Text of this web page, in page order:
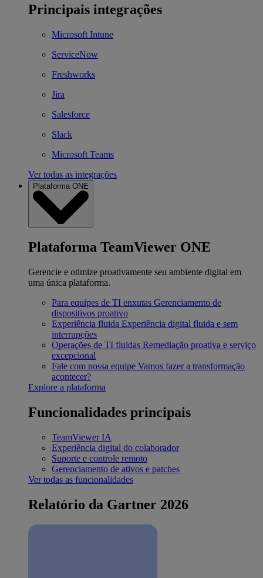
Principais integrações
Microsoft Intune
ServiceNow
Freshworks
Jira
Salesforce
Slack
Microsoft Teams
Ver todas as integrações
Plataforma ONE
Plataforma TeamViewer ONE
Gerencie e otimize proativamente seu ambiente digital em
uma única plataforma.
Para equipes de TI enxutas Gerenciamento de
dispositivos proativo
Experiência fluida Experiência digital fluida e sem
interrupções
Operações de TI fluidas Remediação proativa e serviço
excepcional
Fale com nossa equipe Vamos fazer a transformação
acontecer?
Explore a plataforma
Funcionalidades principais
TeamViewer IA
Experiência digital do colaborador
Suporte e controle remoto
Gerenciamento de ativos e patches
Ver todas as funcionalidades
Relatório da Gartner 2026